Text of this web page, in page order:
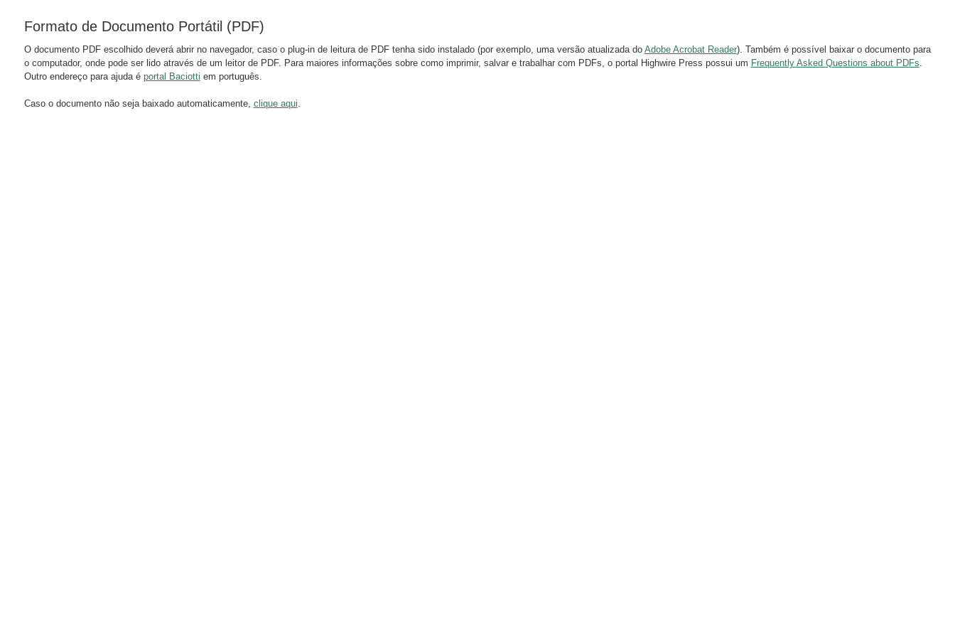
Formato de Documento Portátil (PDF)
O documento PDF escolhido deverá abrir no navegador, caso o plug-in de leitura de PDF tenha sido instalado (por exemplo, uma versão atualizada do Adobe Acrobat Reader). Também é possível baixar o documento para
o computador, onde pode ser lido através de um leitor de PDF. Para maiores informações sobre como imprimir, salvar e trabalhar com PDFs, o portal Highwire Press possui um Frequently Asked Questions about PDFs
Outro endereço para ajuda é portal Baciotti em português.
Caso o documento não seja baixado automaticamente, clique aqui